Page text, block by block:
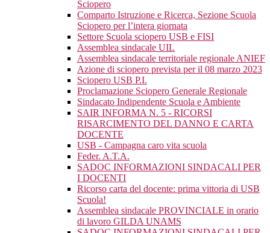
Sciopero
Comparto Istruzione e Ricerca, Sezione Scuola
Sciopero per l’intera giornata
Settore Scuola sciopero USB e FISI
Assemblea sindacale UIL
Assemblea sindacale territoriale regionale ANIEF
Azione di sciopero prevista per il 08 marzo 2023
Sciopero USB P.I.
Proclamazione Sciopero Generale Regionale
Sindacato Indipendente Scuola e Ambiente
SAIR INFORMA N. 5 - RICORSI
RISARCIMENTO DEL DANNO E CARTA
DOCENTE
USB - Campagna caro vita scuola
Feder. A.T.A.
SADOC INFORMAZIONI SINDACALI PER
I DOCENTI
Ricorso carta del docente: prima vittoria di USB
Scuola!
Assemblea sindacale PROVINCIALE in orario
di lavoro GILDA UNAMS